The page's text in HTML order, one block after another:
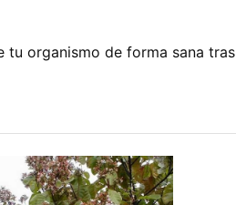
tu organismo de forma sana tras